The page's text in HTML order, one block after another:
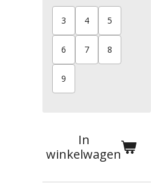
3 4 5
6 7 8
9
In
winkelwagen